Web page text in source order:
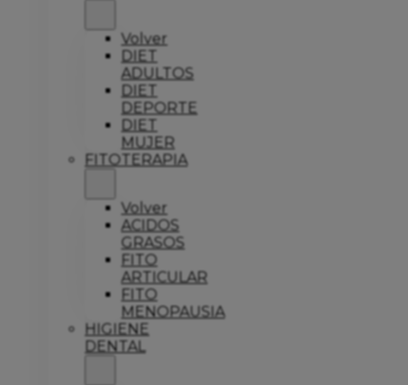
Volver
DIET
ADULTOS
DIET
DEPORTE
DIET
MUJER
FITOTERAPIA
Volver
ACIDOS
GRASOS
FITO
ARTICULAR
FITO
MENOPAUSIA
HIGIENE
DENTAL